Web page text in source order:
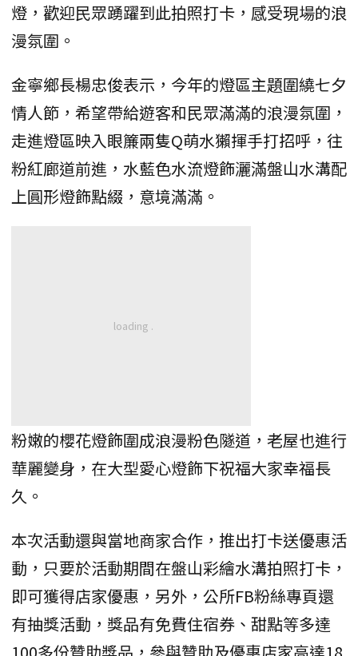
燈，歡迎民眾踴躍到此拍照打卡，感受現場的浪
漫氛圍。
金寧鄉長楊忠俊表示，今年的燈區主題圍繞七夕
情人節，希望帶給遊客和民眾滿滿的浪漫氛圍，
走進燈區映入眼簾兩隻Q萌水獺揮手打招呼，往
粉紅廊道前進，水藍色水流燈飾灑滿盤山水溝配
上圓形燈飾點綴，意境滿滿。
粉嫩的櫻花燈飾圍成浪漫粉色隧道，老屋也進行
華麗變身，在大型愛心燈飾下祝福大家幸福長
久。
本次活動還與當地商家合作，推出打卡送優惠活
動，只要於活動期間在盤山彩繪水溝拍照打卡，
即可獲得店家優惠，另外，公所FB粉絲專頁還
有抽獎活動，獎品有免費住宿券、甜點等多達